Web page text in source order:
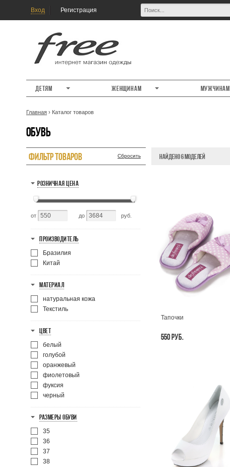
Вход Регистрация
Детям Женщинам Мужчинам
Главная › Каталог товаров
ОБУВЬ
ФИЛЬТР ТОВАРОВ
РОЗНИЧНАЯ ЦЕНА
от до руб.
ПРОИЗВОДИТЕЛЬ
Бразилия
Китай
МАТЕРИАЛ
натуральная кожа
Текстиль
ЦВЕТ
белый
голубой
оранжевый
фиолетовый
фуксия
черный
РАЗМЕРЫ ОБУВИ
35
36
37
38
НАЙДЕНО 6 МОДЕЛЕЙ
Тапочки
550 РУБ.